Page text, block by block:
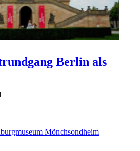
Berlin als